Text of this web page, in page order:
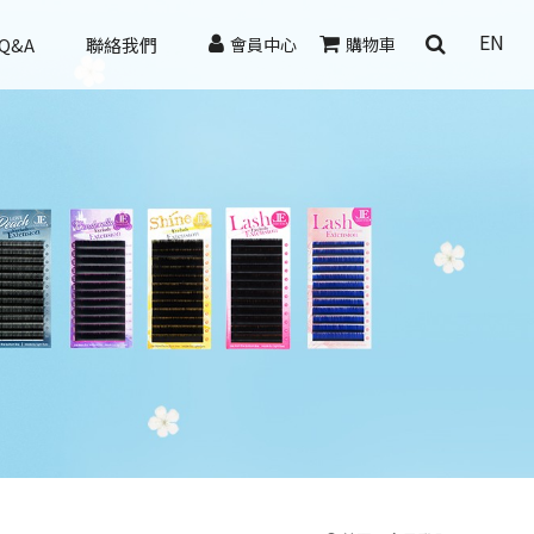
EN
會員中心 購物車
聯絡我們